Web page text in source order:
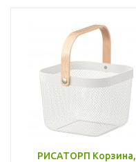
РИСАТОРП Корзина,